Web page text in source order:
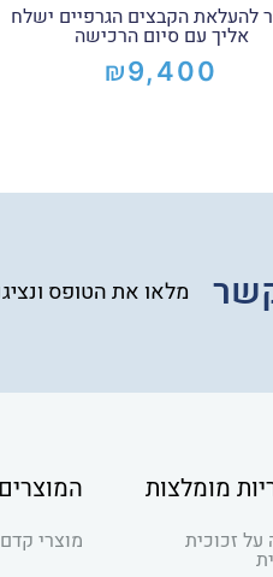
להעלאת הקבצים הגרפיים ישלח
אליך עם סיום הרכישה
₪9,400
מלאו את הטופס
מומלצות
זכוכית
מוצרי קדם